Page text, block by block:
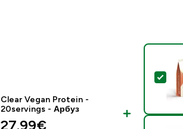
Clear Vegan Protein -
20servings - Арбуз
27.99€‎
-